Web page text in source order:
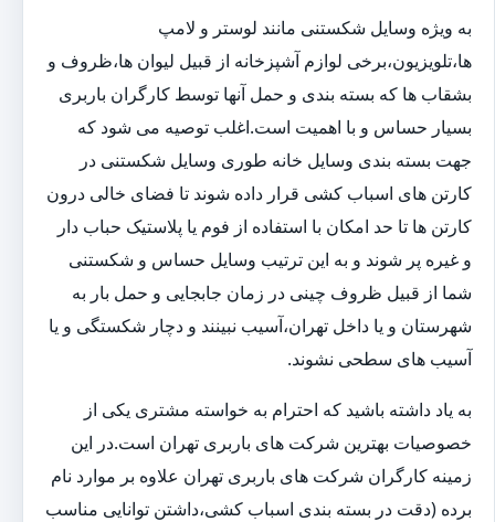
به ویژه وسایل شکستنی مانند لوستر و لامپ
ها،تلویزیون،برخی لوازم آشپزخانه از قبیل لیوان ها،ظروف و
بشقاب ها که بسته بندی و حمل آنها توسط کارگران باربری
بسیار حساس و با اهمیت است.اغلب توصیه می شود که
جهت بسته بندی وسایل خانه طوری وسایل شکستنی در
کارتن های اسباب کشی قرار داده شوند تا فضای خالی درون
کارتن ها تا حد امکان با استفاده از فوم یا پلاستیک حباب دار
و غیره پر شوند و به این ترتیب وسایل حساس و شکستنی
شما از قبیل ظروف چینی در زمان جابجایی و حمل بار به
شهرستان و یا داخل تهران،آسیب نبینند و دچار شکستگی و یا
آسیب های سطحی نشوند.
به یاد داشته باشید که احترام به خواسته مشتری یکی از
خصوصیات بهترین شرکت های باربری تهران است.در این
زمینه کارگران شرکت های باربری تهران علاوه بر موارد نام
برده (دقت در بسته بندی اسباب کشی،داشتن توانایی مناسب